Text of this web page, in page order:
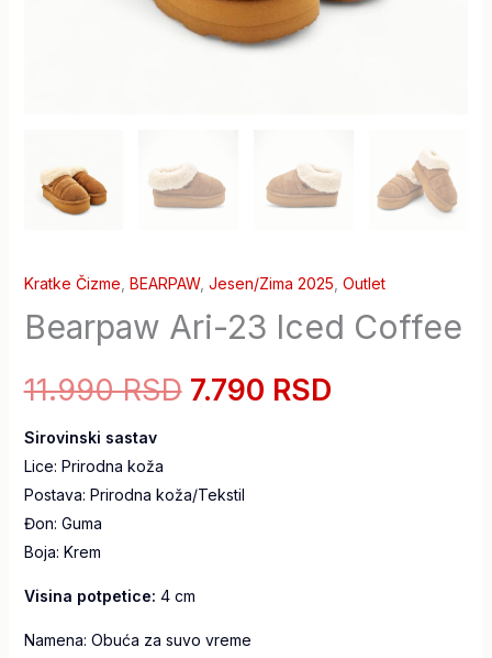
Kratke Čizme BEARPAW, Jesen/Zima 2025 Outlet
Bearpaw Ari-23 Iced Coffee
11.990 RSD 7.790 RSD
Sirovinski sastav
Lice: Prirodna koža
Postava: Prirodna koža/Tekstil
Đon: Guma
Boja: Krem
Visina potpetice: 4 cm
Namena: Obuća za suvo vreme